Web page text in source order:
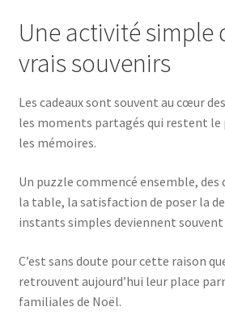
Une activité simple
vrais souvenirs
Les cadeaux sont souvent au cœur
les moments partagés qui restent
les mémoires.
Un puzzle commencé ensemble, des
la table, la satisfaction de poser la
instants simples deviennent souvent
C’est sans doute pour cette raison
retrouvent aujourd’hui leur place
familiales de Noël.